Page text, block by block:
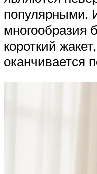
популярными.
многообразия
короткий
оканчивается